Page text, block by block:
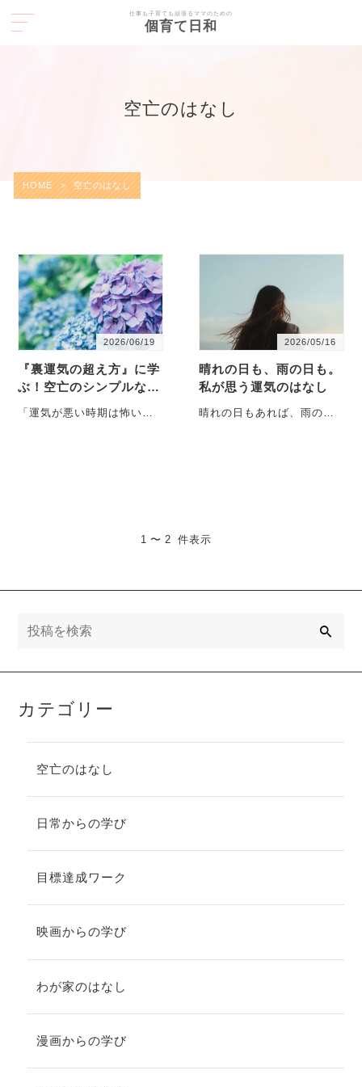
仕事も子育ても頑張るママのための
個育て日和
空亡のはなし
HOME > 空亡のはなし
2026/06/19
『裏運気の超え方』に学
ぶ！空亡のシンプルな向
き合い方
「運気が悪い時期は怖い時
2026/05/16
晴れの日も、雨の日も。
私が思う運気のはなし
晴れの日もあれば、雨の日
1 〜 2 件表示
カテゴリー
空亡のはなし
日常からの学び
目標達成ワーク
映画からの学び
わが家のはなし
漫画からの学び